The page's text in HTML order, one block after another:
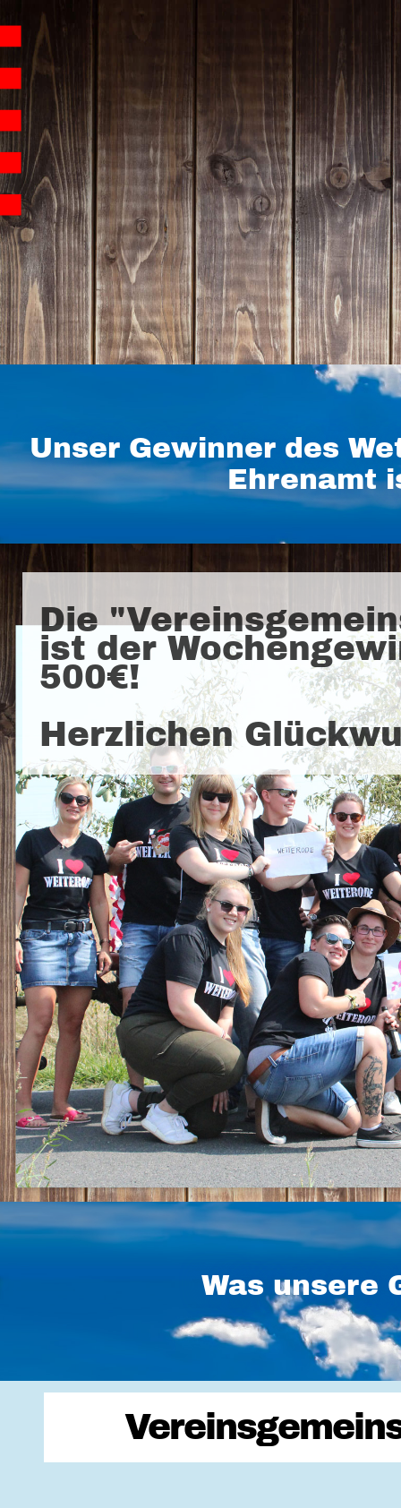
Homepage |
Impressum
Datenschutz
Unser Gewinner des
Ehrenamt
Die
ist der
500€!
Herzlichen
Was unsere